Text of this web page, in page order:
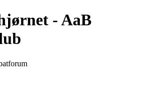
- AaB